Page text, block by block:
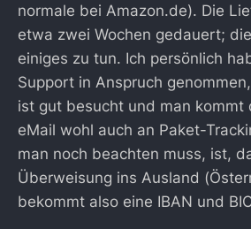
normale bei Amazon.de). Die
etwa zwei Wochen gedauert;
einiges zu tun. Ich persönlich
Support in Anspruch
ist gut besucht und man kommt
eMail wohl auch an Paket-
man noch beachten muss, ist,
Überweisung ins Ausland
bekommt also eine IBAN und